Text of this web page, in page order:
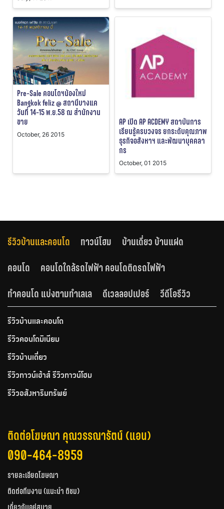
Pre-Sale คอนโดฯน้องใหม่
Bangkok feliz @ สถานีบางแค
วันที่ 14-15 พ.ย.58 ณ สำนักงาน
ขาย
October, 26 2015
AP เปิด AP ACDEMY สถาบันการ
เรียนรู้ครบวงจร ยกระดับคุณภาพ
ธุรกิจอสังหาฯ และพัฒนาบุคคลา
กร
October, 01 2015
รีวิวบ้านและคอนโด ทาวน์โฮม
บ้านเดี่ยว บ้านแฝด
คอนโด
คอนโดใกล้รถไฟฟ้า คอนโดติดรถไฟฟ้า
ทำคอนโด แบ่งตามทำเลเล
ดีเวลลอปเปอร์ วีดีโอรีวิว
รีวิวบ้านและคอนโด
รีวิวคอนโดมิเนียม
รีวิวบ้านเดี่ยว
รีวิวทาวน์เฮ้าส์ รีวิวทาวน์โฮม
รีวิวอสังหาริมทรัพย์
ติดต่อโฆษณา คุณวรรณารัตน์ (แอน)
090-464-8959
รายละเอียดโฆษณา
ติดต่อทีมงาน (แนะนำ ติชม)